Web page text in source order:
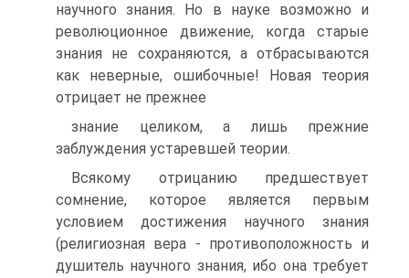
научного знания. Но в науке возможно и
революционное движение, когда старые
знания не сохраняются, а отбрасываются
как неверные, ошибочные! Новая теория
отрицает не прежнее
знание целиком, а лишь прежние
заблуждения устаревшей теории.
Всякому отрицанию предшествует
сомнение, которое является первым
условием достижения научного знания
(религиозная вера - противоположность и
душитель научного знания, ибо она требует